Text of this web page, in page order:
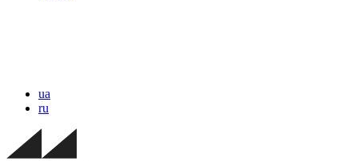
ua
ru